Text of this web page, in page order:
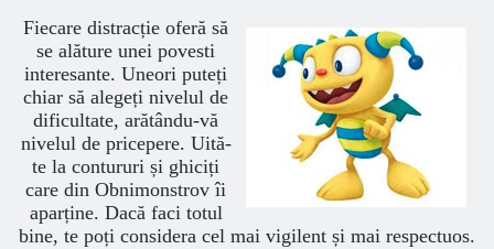
Fiecare distracție oferă să
se alăture unei povesti
interesante. Uneori puteți
chiar să alegeți nivelul de
dificultate, arătându-vă
nivelul de pricepere. Uită-
te la contururi și ghiciți
care din Obnimonstrov îi
aparține. Dacă faci totul
bine, te poți considera cel mai vigilent și mai respectuos.